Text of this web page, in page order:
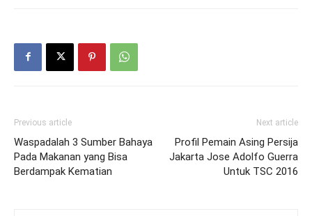
Previous article
Waspadalah 3 Sumber Bahaya
Pada Makanan yang Bisa
Berdampak Kematian
Next article
Profil Pemain Asing Persija
Jakarta Jose Adolfo Guerra
Untuk TSC 2016